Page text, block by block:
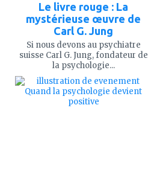
Le livre rouge : La
mystérieuse œuvre de
Carl G. Jung
Si nous devons au psychiatre
suisse Carl G. Jung, fondateur de
la psychologie...
mes